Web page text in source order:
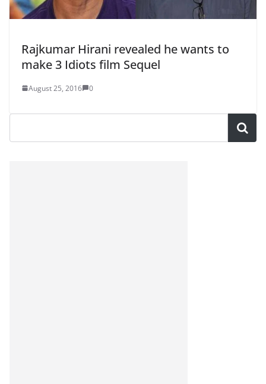
Rajkumar Hirani revealed he wants to
make 3 Idiots film Sequel
August 25, 2016 0